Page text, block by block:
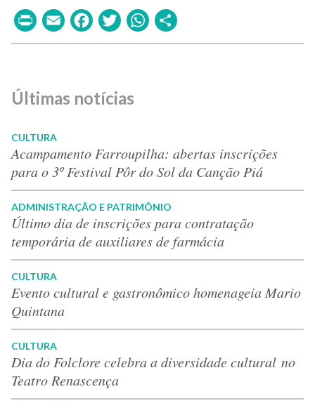
PrintEmailFacebook
TwitterWhatsApp
Últimas notícias
CULTURA
Acampamento Farroupilha: abertas inscrições
para o 3º Festival Pôr do Sol da Canção Piá
ADMINISTRAÇÃO E PATRIMÔNIO
Último dia de inscrições para contratação
temporária de auxiliares de farmácia
CULTURA
Evento cultural e gastronômico homenageia Mario
Quintana
CULTURA
Dia do Folclore celebra a diversidade cultural no
Teatro Renascença